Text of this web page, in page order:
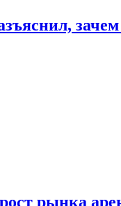
рынка